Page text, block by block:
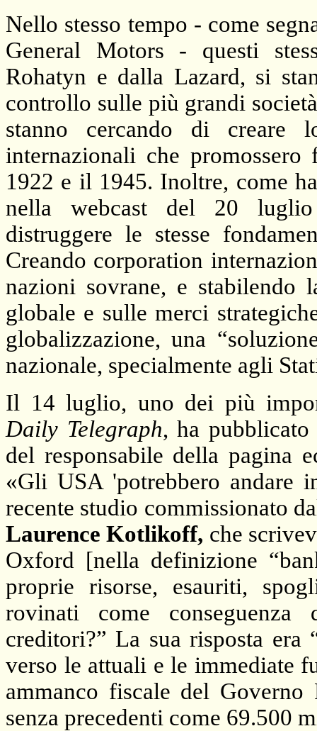
Nello stesso tempo - come
General Motors - questi
Rohatyn e dalla Lazard, si
controllo sulle più grandi
stanno cercando di creare
internazionali che
1922 e il 1945. Inoltre, come
nella webcast del 20
distruggere le stesse
Creando corporation
nazioni sovrane, e stabilendo
globale e sulle merci
globalizzazione, una
nazionale, specialmente agli
Il 14 luglio, uno dei più
Daily Telegraph, ha
del responsabile della pagina
«Gli USA 'potrebbero andare
recente studio commissionato
Laurence Kotlikoff, che
Oxford [nella definizione
proprie risorse, esauriti,
rovinati come
creditori?” La sua risposta era
verso le attuali e le immediate
ammanco fiscale del
senza precedenti come 69.500